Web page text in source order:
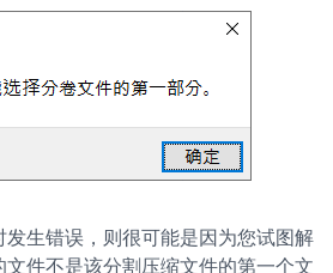
发生错误，则很可能是因为您试图解
件不是该分割压缩文件的第一个文